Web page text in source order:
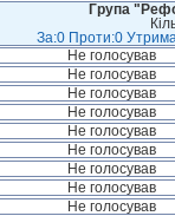
Група
За:0 Проти:0
Не голосував
Не голосував
Не голосував
Не голосував
Не голосував
Не голосував
Не голосував
Не голосував
Не голосував